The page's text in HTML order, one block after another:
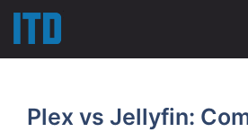
Saltar
contenido
Plex vs Jellyfin: